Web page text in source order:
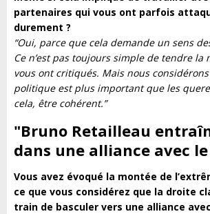
partenaires qui vous ont parfois
durement ?
“Oui, parce que cela demande un sens
Ce n’est pas toujours simple de tendre la
vous ont critiqués. Mais nous considérons
politique est plus important que les
cela, être cohérent.”
"Bruno Retailleau
dans une alliance avec le
Vous avez évoqué la montée de
ce que vous considérez que la droite
train de basculer vers une alliance avec